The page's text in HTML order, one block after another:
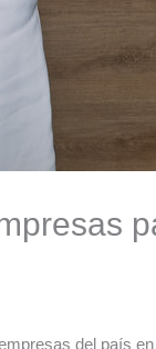
del país